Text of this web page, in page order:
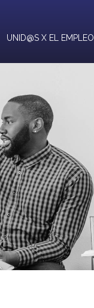
UNID@S X EL EMPLEO